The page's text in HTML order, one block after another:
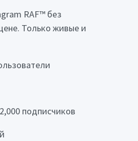
RAF™ без
Только живые и
подписчиков